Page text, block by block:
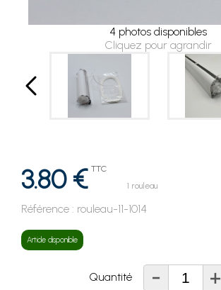
4 photos disponibles
Cliquez pour agrandir
3.80 € TTC
1 rouleau
Référence : rouleau-11-1014
Article disponible
Quantité - +